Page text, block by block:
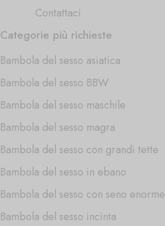
Contattaci
Categorie più richieste
Bambola del sesso asiatica
Bambola del sesso BBW
Bambola del sesso maschile
Bambola del sesso magra
Bambola del sesso con grandi tette
Bambola del sesso in ebano
Bambola del sesso con seno enorme
Bambola del sesso incinta